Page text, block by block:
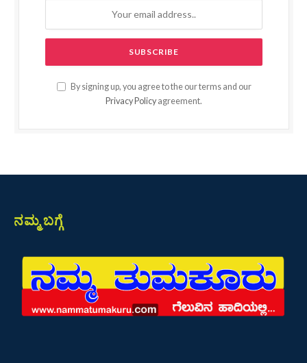
By signing up, you agree to the our terms and our
Privacy Policy agreement.
ನಮ್ಮ ಬಗ್ಗೆ